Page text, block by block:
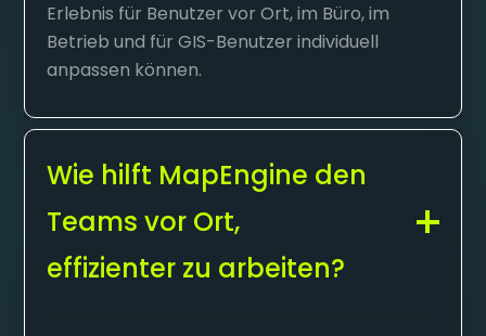
Erlebnis für Benutzer vor Ort, im Büro, im
Betrieb und für GIS-Benutzer individuell
anpassen können.
Wie hilft MapEngine den
Teams vor Ort,
effizienter zu arbeiten?